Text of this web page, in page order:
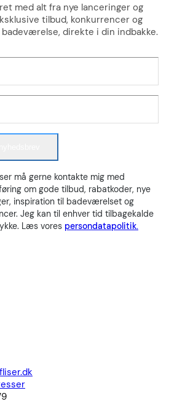
med alt fra nye lanceringer og
tilbud, konkurrencer og
direkte i din indbakke.
må gerne kontakte mig med
om gode tilbud, rabatkoder, nye
inspiration til badeværelset og
Jeg kan til enhver tid tilbagekalde
Læs vores persondatapolitik.